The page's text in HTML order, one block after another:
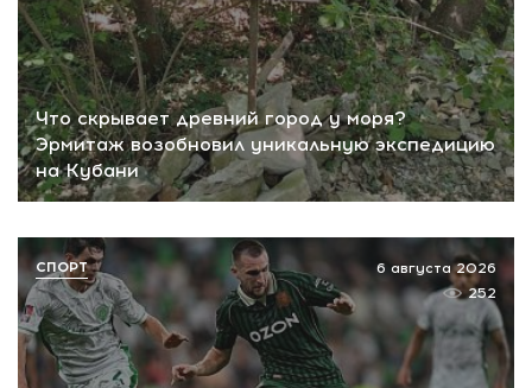
Что скрывает древний город у моря?
Эрмитаж возобновил уникальную экспедицию
на Кубани
6 августа 2026
252
СПОРТ